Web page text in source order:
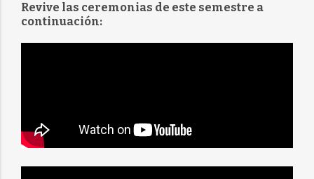
Revive las ceremonias de este semestre a
continuación: